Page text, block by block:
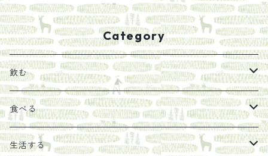
Category
飲む
お茶
エキス
食べる
ジャム
生活する